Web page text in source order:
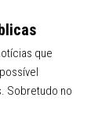
que
Sobretudo no